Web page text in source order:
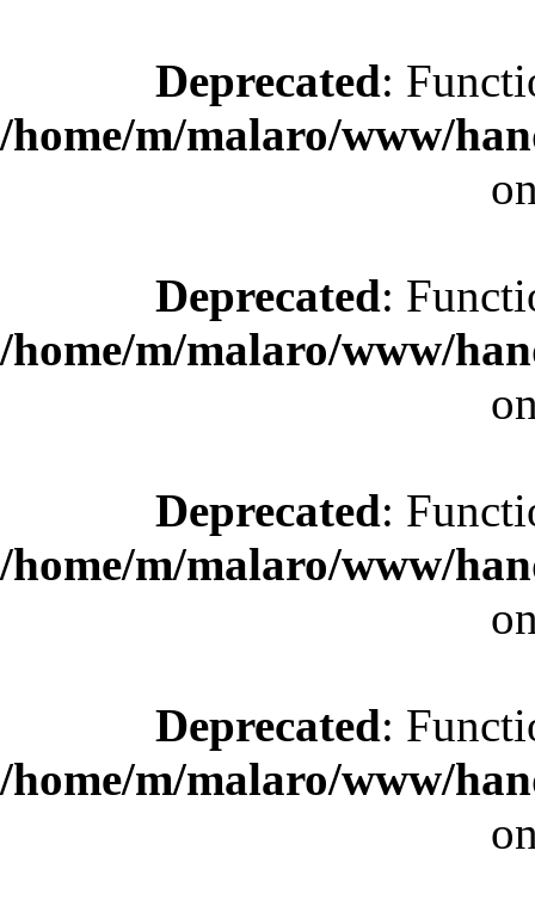
Deprecated:
/home/m/malaro/www/
Deprecated:
/home/m/malaro/www/
Deprecated:
/home/m/malaro/www/
Deprecated:
/home/m/malaro/www/